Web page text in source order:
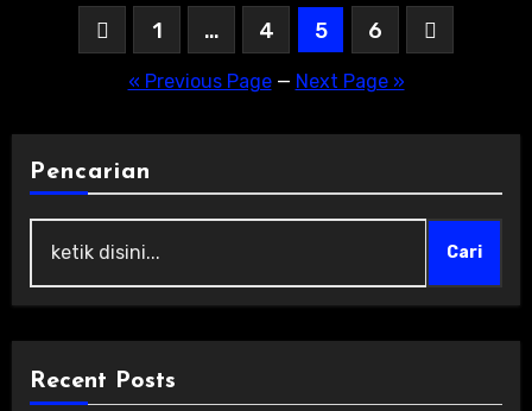
Posts
pagination
1 … 4 5 6
« Previous Page— Next Page »
Pencarian
Cari
Recent Posts